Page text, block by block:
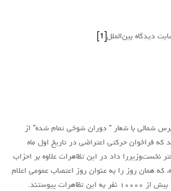
دیدگاه بین‌الملل
شمالی با شعار ” دوران شوخی تمام‌ شده” از
که فراخوان حرکتی اعتراضی در تاریخ اول ماه
دفتر نخست‌وزیررا داد در این تظاهرات علاوه بر احزاب
که همان روز را به عنوان روز اعتصاب عمومی اعلام
پیوستند.